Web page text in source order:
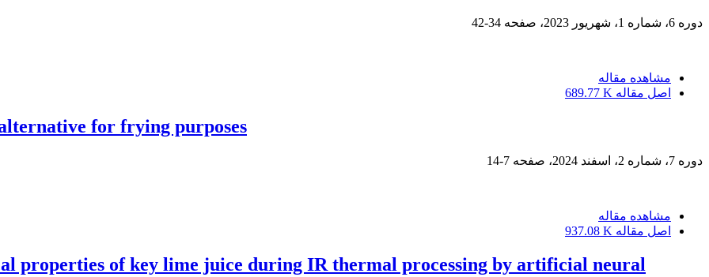
دوره 6، شماره 1، شهریور 2023، صفحه 34-42
مشاهده مقاله
اصل مقاله 689.77 K
for frying purposes
دوره 7، شماره 2، اسفند 2024، صفحه 7-14
مشاهده مقاله
اصل مقاله 937.08 K
properties of key lime juice during IR thermal processing by artificial neural